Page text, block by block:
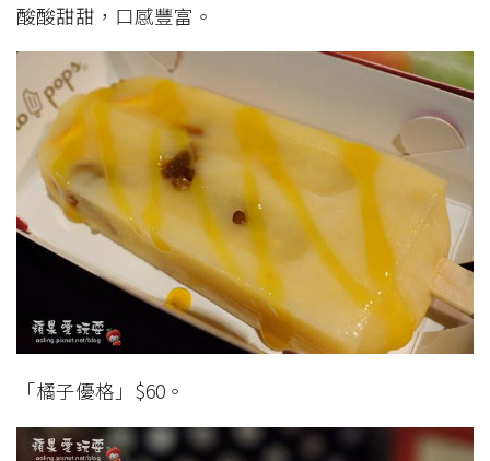
酸酸甜甜，口感豐富。
「橘子優格」$60。